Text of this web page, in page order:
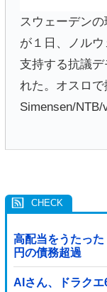
スウェーデン
が１日、ノル
支持する抗議
れた。オスロ
Simensen/NTB/
高配当をうたっ
円の債務超過
AIさん、ドラクエ